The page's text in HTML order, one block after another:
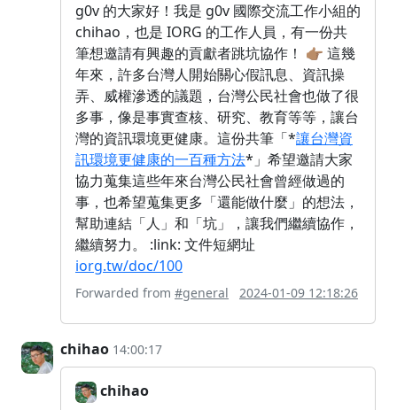
g0v 的大家好！我是 g0v 國際交流工作小組的
chihao，也是 IORG 的工作人員，有一份共
筆想邀請有興趣的貢獻者跳坑協作！ 👉🏽 這幾
年來，許多台灣人開始關心假訊息、資訊操
弄、威權滲透的議題，台灣公民社會也做了很
多事，像是事實查核、研究、教育等等，讓台
灣的資訊環境更健康。這份共筆「*讓台灣資
訊環境更健康的一百種方法*」希望邀請大家
協力蒐集這些年來台灣公民社會曾經做過的
事，也希望蒐集更多「還能做什麼」的想法，
幫助連結「人」和「坑」，讓我們繼續協作，
繼續努力。 :link: 文件短網址
iorg.tw/doc/100
Forwarded from #general 2024-01-09 12:18:26
chihao 14:00:17
chihao